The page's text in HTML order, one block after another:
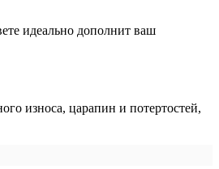
идеально дополнит ваш
износа, царапин и потертостей,